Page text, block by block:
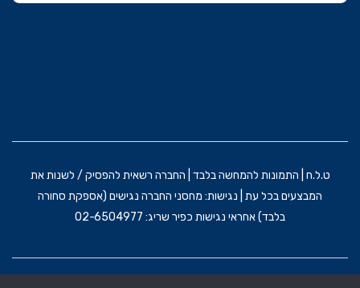
ט.ל.ח | התמונות להמחשה בלבד | החברה רשאית להפסיק / לשנות את
המבצעים בכל עת | נגישות: מחסני החברה נגישים (אספקת סחורה
בלבד) אחראי נגישות כפיר שריג: 02-6504977